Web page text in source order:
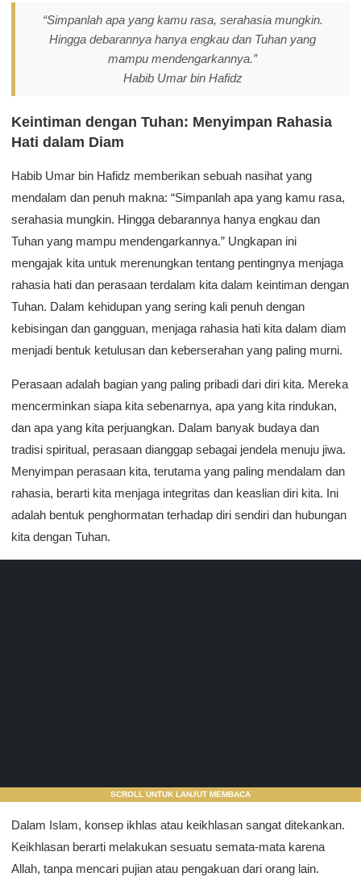
“Simpanlah apa yang kamu rasa, serahasia mungkin.
Hingga debarannya hanya engkau dan Tuhan yang
mampu mendengarkannya.”
Habib Umar bin Hafidz
Keintiman dengan Tuhan: Menyimpan Rahasia
Hati dalam Diam
Habib Umar bin Hafidz memberikan sebuah nasihat yang
mendalam dan penuh makna: “Simpanlah apa yang kamu rasa,
serahasia mungkin. Hingga debarannya hanya engkau dan
Tuhan yang mampu mendengarkannya.” Ungkapan ini
mengajak kita untuk merenungkan tentang pentingnya menjaga
rahasia hati dan perasaan terdalam kita dalam keintiman dengan
Tuhan. Dalam kehidupan yang sering kali penuh dengan
kebisingan dan gangguan, menjaga rahasia hati kita dalam diam
menjadi bentuk ketulusan dan keberserahan yang paling murni.
Perasaan adalah bagian yang paling pribadi dari diri kita. Mereka
mencerminkan siapa kita sebenarnya, apa yang kita rindukan,
dan apa yang kita perjuangkan. Dalam banyak budaya dan
tradisi spiritual, perasaan dianggap sebagai jendela menuju jiwa.
Menyimpan perasaan kita, terutama yang paling mendalam dan
rahasia, berarti kita menjaga integritas dan keaslian diri kita. Ini
adalah bentuk penghormatan terhadap diri sendiri dan hubungan
kita dengan Tuhan.
SCROLL UNTUK LANJUT MEMBACA
Dalam Islam, konsep ikhlas atau keikhlasan sangat ditekankan.
Keikhlasan berarti melakukan sesuatu semata-mata karena
Allah, tanpa mencari pujian atau pengakuan dari orang lain.